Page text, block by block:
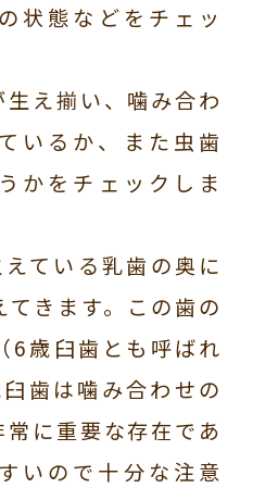
状態などをチェッ
え揃い、噛み合わ
いるか、また虫歯
かをチェックしま
ている乳歯の奥に
きます。この歯の
6歳臼歯とも呼ばれ
歯は噛み合わせの
に重要な存在であ
いので十分な注意